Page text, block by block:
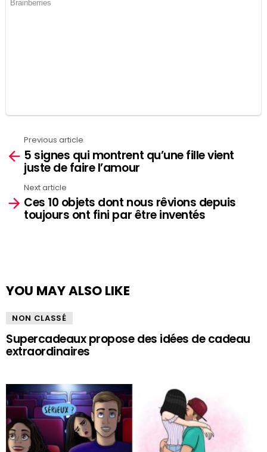
See
more
Previous article
5 signes qui montrent qu’une fille vient
juste de faire l’amour
Next article
Ces 10 objets dont nous rêvions depuis
toujours ont fini par être inventés
YOU MAY ALSO LIKE
NON CLASSÉ
Supercadeaux propose des idées de cadeau
extraordinaires